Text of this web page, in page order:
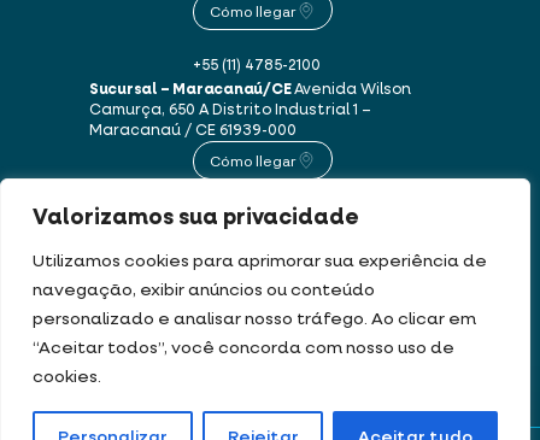
Valorizamos sua privacidade
Utilizamos cookies para aprimorar sua experiência de
navegação, exibir anúncios ou conteúdo
personalizado e analisar nosso tráfego. Ao clicar em
“Aceitar todos”, você concorda com nosso uso de
cookies.
Cómo llegar
+55 (11) 4785-2100
Sucursal – Maracanaú/CEAvenida Wilson
Camurça, 650 ADistrito Industrial 1 –
Maracanaú / CE61939-000
Cómo llegar
+55 (85) 3250-1235
Este sitio web utiliza cookies y datos personales de acuerdo con nuestros